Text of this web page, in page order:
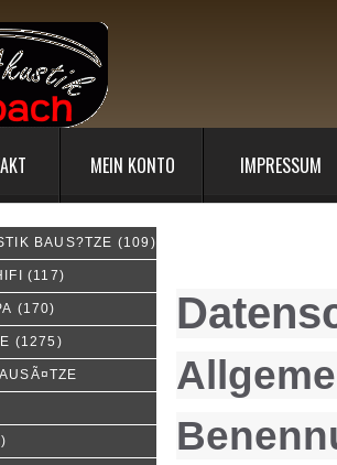
MEIN KONTO IMPRESSUM
BAUS?TZE (109)
(117)
(170)
(1275)